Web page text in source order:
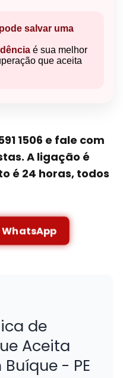
salvar uma
é sua melhor
que aceita
1506 e fale com
A ligação é
é 24 horas, todos
de
Aceita
- PE